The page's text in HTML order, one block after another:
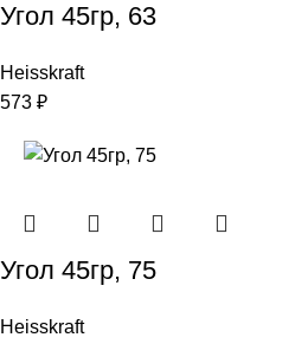
Угол 45гр, 63
Heisskraft
573 ₽
Угол 45гр, 75
Heisskraft